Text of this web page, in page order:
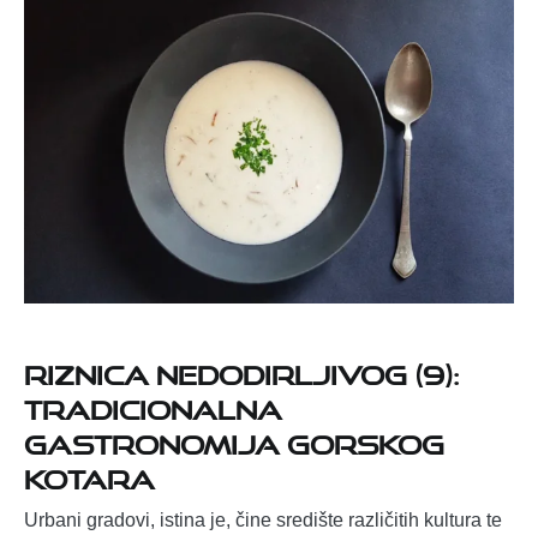
RIZNICA NEDODIRLJIVOG (9):
TRADICIONALNA
GASTRONOMIJA GORSKOG
KOTARA
Urbani gradovi, istina je, čine središte različitih kultura te